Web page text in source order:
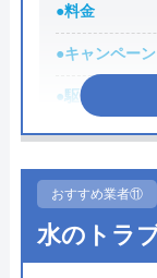
を任せること
クラシア
●料金
●キャンペーン
●駆けつけ時間
●受付時間
●定休日
●出張見積もり
●支払い方法
おすすめ業者⑪
水のトラ